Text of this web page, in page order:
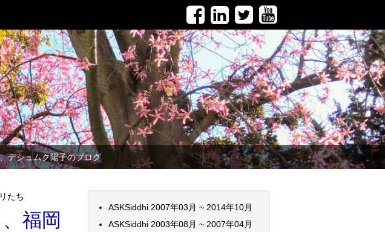
デシュムク陽子のブログ
たち
福岡
ASKSiddhi 2007年03月 ~ 2014年10月
ASKSiddhi 2003年08月 ~ 2007年04月